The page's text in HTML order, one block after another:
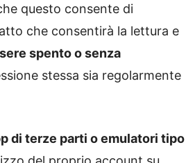
questo consente di
che consentirà la lettura e
spento o senza
stessa sia regolarmente
di terze parti o emulatori tipo